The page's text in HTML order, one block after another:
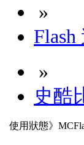
»
»
史酷
使用狀態》